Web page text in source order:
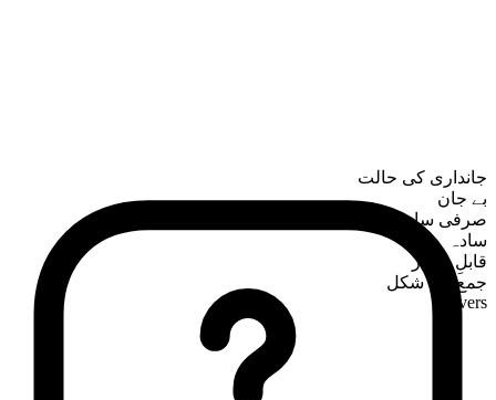
جانداری کی حالت
بے جان
صرفی ساخت
سادہ
قابلِ شمار
جمع کی شکل
lavers